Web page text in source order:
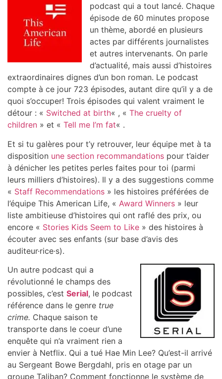
podcast qui a tout lancé. Chaque
épisode de 60 minutes propose
un thème, abordé en plusieurs
actes par différents journalistes
et autres intervenants. On parle
d’actualité, mais aussi d’histoires
extraordinaires dignes d’un bon roman. Le podcast
compte à ce jour 723 épisodes, autant dire qu’il y a de
quoi s’occuper! Trois épisodes qui valent vraiment le
détour : « Switched at birth« , « The cruelty of
children » et « Tell me I’m fat« .
Et si tu galères pour t’y retrouver, leur équipe met à ta
disposition une section recommandations pour t’aider
à dénicher les petites perles faites pour toi (parmi
leurs milliers d’histoires). Il y a des suggestions comme
« Staff Recommendations » les histoires préférées de
l’équipe This American Life, « Award Winners » leur
liste ambitieuse d’histoires qui ont raflé des prix, ou
encore « Stories Kids Seem to Like » des histoires à
écouter avec ses enfants (sur base d’avis des
auditeur·rice·s).
Un autre podcast qui a
révolutionné le champs des
possibles, c’est Serial, le podcast
référence dans le genre true
crime. Chaque saison te
transporte dans le coeur d’une
enquête qui n’a vraiment rien a
envier à Netflix. Qui a tué Hae Min Lee? Qu’est-il arrivé
au Sergeant Bowe Bergdahl, pris en otage par un
groupe Taliban? Comment fonctionne le système de